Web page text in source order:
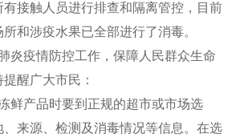
有接触人员进行排查和隔离管控，目前
和涉疫水果已全部进行了消毒。
疫情防控工作，保障人民群众生命
醒广大市民：
产品时要到正规的超市或市场选
来源、检测及消毒情况等信息。在选